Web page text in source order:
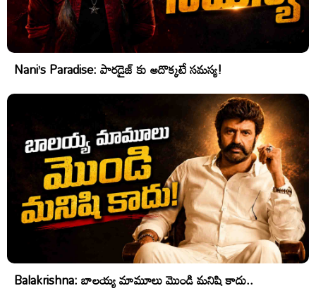
Nani’s Paradise: పారడైజ్ కు అదొక్కటే సమస్య!
Balakrishna: బాలయ్య మామూలు మొండి మనిషి కాదు..